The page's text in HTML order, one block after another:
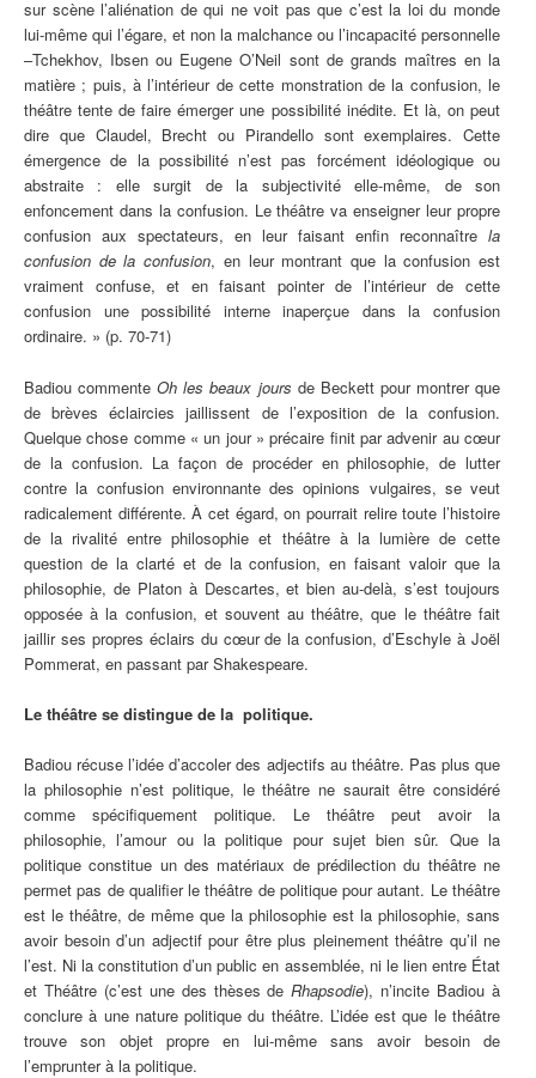
sur scène l’aliénation de qui ne voit pas que c’est la loi du monde
lui-même qui l’égare, et non la malchance ou l’incapacité personnelle
–Tchekhov, Ibsen ou Eugene O’Neil sont de grands maîtres en la
matière ; puis, à l’intérieur de cette monstration de la confusion, le
théâtre tente de faire émerger une possibilité inédite. Et là, on peut
dire que Claudel, Brecht ou Pirandello sont exemplaires. Cette
émergence de la possibilité n’est pas forcément idéologique ou
abstraite : elle surgit de la subjectivité elle-même, de son
enfoncement dans la confusion. Le théâtre va enseigner leur propre
confusion aux spectateurs, en leur faisant enfin reconnaître la
confusion de la confusion, en leur montrant que la confusion est
vraiment confuse, et en faisant pointer de l’intérieur de cette
confusion une possibilité interne inaperçue dans la confusion
ordinaire. » (p. 70-71)
Badiou commenteOh les beaux jours de Beckett pour montrer que
de brèves éclaircies jaillissent de l’exposition de la confusion.
Quelque chose comme « un jour » précaire finit par advenir au cœur
de la confusion. La façon de procéder en philosophie, de lutter
contre la confusion environnante des opinions vulgaires, se veut
radicalement différente. À cet égard, on pourrait relire toute l’histoire
de la rivalité entre philosophie et théâtre à la lumière de cette
question de la clarté et de la confusion, en faisant valoir que la
philosophie, de Platon à Descartes, et bien au-delà, s’est toujours
opposée à la confusion, et souvent au théâtre, que le théâtre fait
jaillir ses propres éclairs du cœur de la confusion, d’Eschyle à Joël
Pommerat, en passant par Shakespeare.
Le théâtre se distingue de la politique.
Badiou récuse l’idée d’accoler des adjectifs au théâtre. Pas plus que
la philosophie n’est politique, le théâtre ne saurait être considéré
comme spécifiquement politique. Le théâtre peut avoir la
philosophie, l’amour ou la politique pour sujet bien sûr. Que la
politique constitue un des matériaux de prédilection du théâtre ne
permet pas de qualifier le théâtre de politique pour autant. Le théâtre
est le théâtre, de même que la philosophie est la philosophie, sans
avoir besoin d’un adjectif pour être plus pleinement théâtre qu’il ne
l’est. Ni la constitution d’un public en assemblée, ni le lien entre État
et Théâtre (c’est une des thèses deRhapsodie), n’incite Badiou à
conclure à une nature politique du théâtre. L’idée est que le théâtre
trouve son objet propre en lui-même sans avoir besoin de
l’emprunter à la politique.